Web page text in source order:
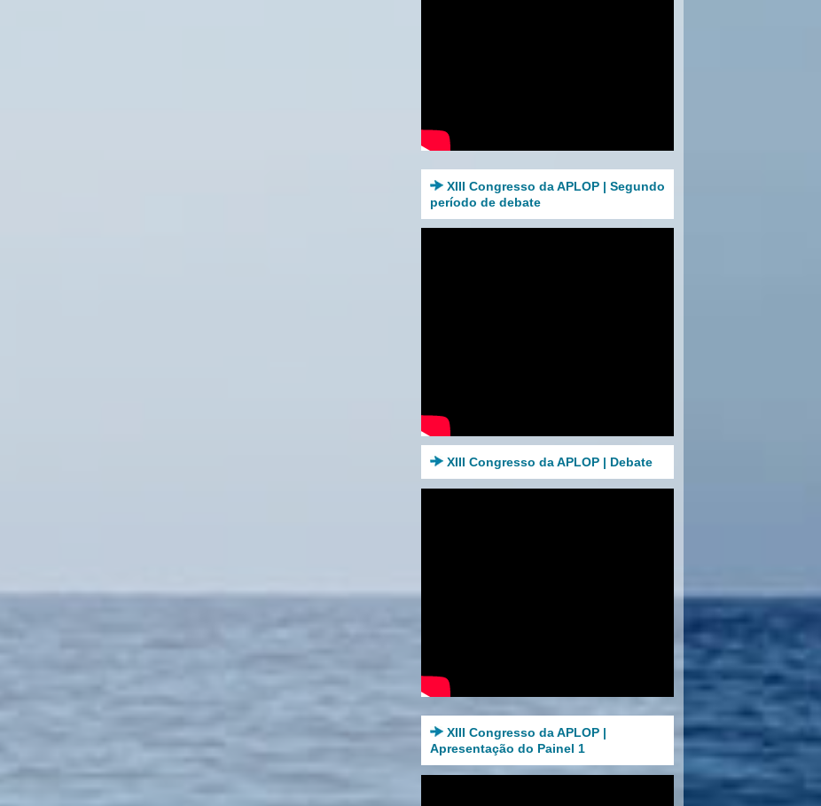
XIII Congresso da APLOP | Segundo
período de debate
XIII Congresso da APLOP | Debate
XIII Congresso da APLOP |
Apresentação do Painel 1